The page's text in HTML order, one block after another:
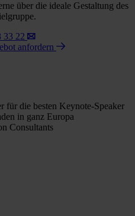
über die ideale Gestaltung des
33 22
anfordern
für die besten Keynote-Speaker
in ganz Europa
Consultants